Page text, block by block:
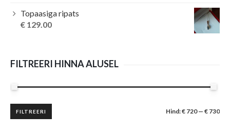
Topaasiga ripats
€ 129.00
FILTREERI HINNA ALUSEL
Minimaalne
hind
Maksimaalne
hind
FILTREERI Hind:€ 720— € 730